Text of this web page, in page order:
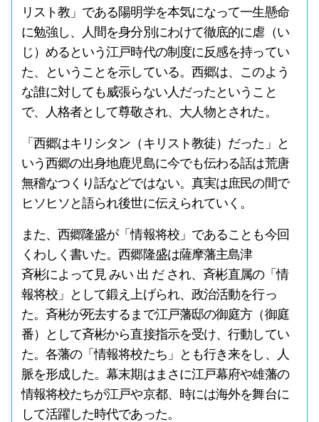
リスト教」である陽明学を本気になって一生懸命
に勉強し、人間を身分別にわけて徹底的に虐（い
じ）めるという江戸時代の制度に反感を持ってい
た、ということを示している。西郷は、このよう
な誰に対しても威張らない人だったということ
で、人格者として尊敬され、大人物とされた。
「西郷はキリシタン（キリスト教徒）だった」と
いう西郷の出身地鹿児島に今でも伝わる話は荒唐
無稽なつくり話などではない。真実は庶民の間で
ヒソヒソと語られ後世に伝えられていく。
また、西郷隆盛が「情報将校」であることも今回
くわしく書いた。西郷隆盛は薩摩藩主島津
斉彬によって見 みい 出 だ され、斉彬直属の「情
報将校」として鍛え上げられ、政治活動を行っ
た。斉彬が死去するまで江戸藩邸の御庭方（御庭
番）として斉彬から直接指示を受け、行動してい
た。各藩の「情報将校たち」とも行き来をし、人
脈を形成した。幕末期はまさに江戸幕府や雄藩の
情報将校たちが江戸や京都、時には海外を舞台に
して活躍した時代であった。